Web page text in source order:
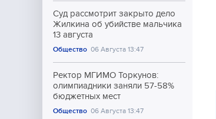
Культура
Суд рассмотрит закрыто дело
Жилкина об убийстве мальчика
13 августа
Общество 06 Августа 13:47
Ректор МГИМО Торкунов:
олимпиадники заняли 57-58%
бюджетных мест
Общество 06 Августа 13:47